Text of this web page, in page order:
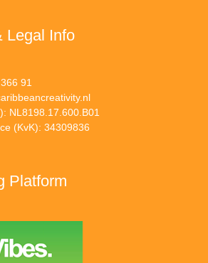
Legal Info
91
NL8198.17.600.B01
(KvK): 34309836
Platform